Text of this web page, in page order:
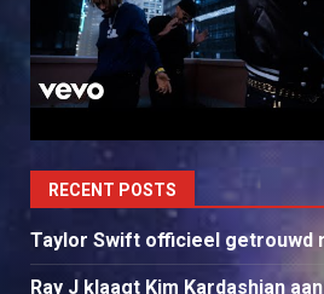
RECENT POSTS
Taylor Swift officieel getrouwd
Ray J klaagt Kim Kardashian